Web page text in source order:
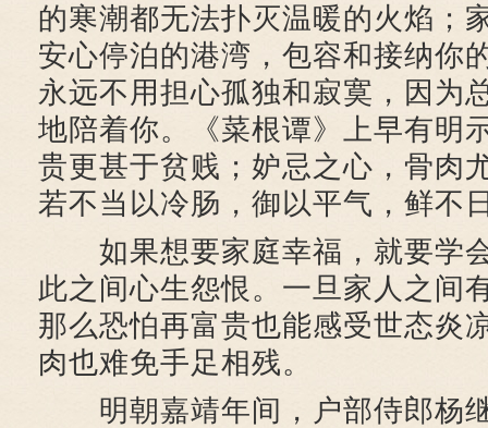
的寒潮都无法扑灭温暖的火焰；
安心停泊的港湾，包容和接纳你
永远不用担心孤独和寂寞，因为
地陪着你。《菜根谭》上早有明
贵更甚于贫贱；妒忌之心，骨肉
若不当以冷肠，御以平气，鲜不
如果想要家庭幸福，就要学
此之间心生怨恨。一旦家人之间
那么恐怕再富贵也能感受世态炎
肉也难免手足相残。
明朝嘉靖年间，户部侍郎杨